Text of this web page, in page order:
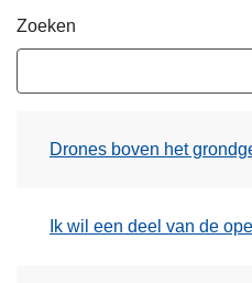
Zoeken
Drones boven het
Ik wil een deel van de